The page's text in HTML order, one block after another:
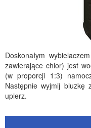
Doskonałym
zawierające chlor) jest
(w proporcji 1:3)
Następnie wyjmij bluzkę
upierz.